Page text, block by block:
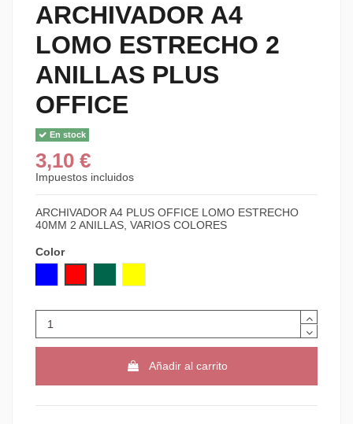
ARCHIVADOR A4
LOMO ESTRECHO 2
ANILLAS PLUS
OFFICE
En stock
3,10 €
Impuestos incluidos
ARCHIVADOR A4 PLUS OFFICE LOMO ESTRECHO
40MM 2 ANILLAS, VARIOS COLORES
Color
Añadir al carrito